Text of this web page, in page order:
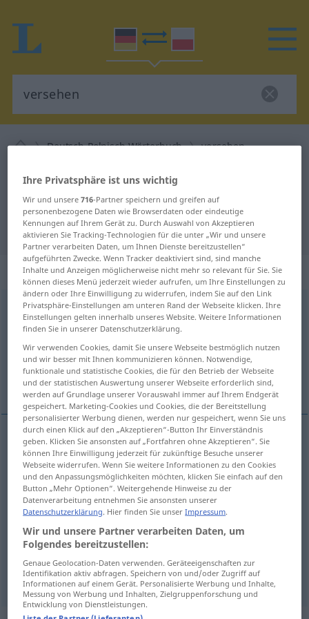
Deutsch-Polnisch Wörterbuch versehen
Deutsch-Polnisch Übersetzung für
"versehen"
"versehen" Polnisch Übersetzung
„versehen“: transitives Verb
versehenv/t <irr;versehen>
Übersicht aller Übersetzungen
(Für mehr Details die Übersetzung anklicken/antippen)
zaopatrywać, sprawować, pełnić, prowadzić
zaopatrywać<-trzyć>(mit etwasw AKK )
versehen versorgen, ausstatten
sprawować versehenAmt
pełnić versehenDienst
prowadzić versehen Haushalt
Ihre Privatsphäre ist uns wichtig
Wir und unsere716-Partner speichern und greifen auf
personenbezogene Daten wie Browserdaten oder eindeutige
Kennungen auf Ihrem Gerät zu. Durch Auswahl von Akzeptieren
aktivieren Sie Tracking-Technologien für die unter „Wir und unsere
Partner verarbeiten Daten, um Ihnen Dienste bereitzustellen“
aufgeführten Zwecke. Wenn Tracker deaktiviert sind, sind manche
Inhalte und Anzeigen möglicherweise nicht mehr so relevant für Sie. Sie
können dieses Menü jederzeit wieder aufrufen, um Ihre Einstellungen zu
ändern oder Ihre Einwilligung zu widerrufen, indem Sie auf den Link
Privatsphäre-Einstellungen am unteren Rand der Webseite klicken. Ihre
Einstellungen gelten innerhalb unseres Website. Weitere Informationen
finden Sie in unserer Datenschutzerklärung.
Wir verwenden Cookies, damit Sie unsere Webseite bestmöglich nutzen
und wir besser mit Ihnen kommunizieren können. Notwendige,
funktionale und statistische Cookies, die für den Betrieb der Webseite
und der statistischen Auswertung unserer Webseite erforderlich sind,
werden auf Grundlage unserer Vorauswahl immer auf Ihrem Endgerät
gespeichert. Marketing-Cookies und Cookies, die der Bereitstellung
personalisierter Werbung dienen, werden nur gespeichert, wenn Sie uns
durch einen Klick auf den „Akzeptieren“-Button Ihr Einverständnis
geben. Klicken Sie ansonsten auf „Fortfahren ohne Akzeptieren“. Sie
können Ihre Einwilligung jederzeit für zukünftige Besuche unserer
Webseite widerrufen. Wenn Sie weitere Informationen zu den Cookies
und den Anpassungsmöglichkeiten möchten, klicken Sie einfach auf den
Button „Mehr Optionen“. Weitergehende Hinweise zu der
Datenverarbeitung entnehmen Sie ansonsten unserer
Datenschutzerklärung. Hier finden Sie unserImpressum.
Wir und unsere Partner verarbeiten Daten, um
Folgendes bereitzustellen:
Genaue Geolocation-Daten verwenden. Geräteeigenschaften zur
Identifikation aktiv abfragen. Speichern von und/oder Zugriff auf
Informationen auf einem Gerät. Personalisierte Werbung und Inhalte,
Messung von Werbung und Inhalten, Zielgruppenforschung und
Entwicklung von Dienstleistungen.